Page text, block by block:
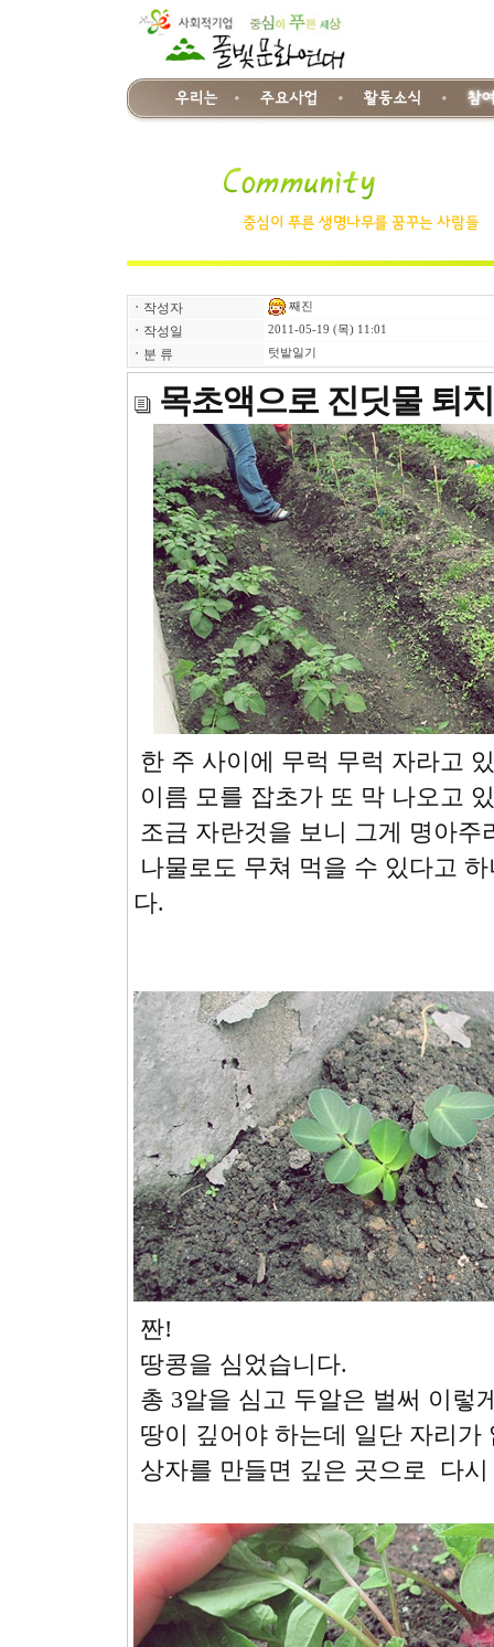
ㆍ 작성자 째진
ㆍ 작성일 2011-05-19 (목) 11:01
ㆍ 분 류 텃밭일기
목초액으로 진딧물 퇴
한 주 사이에 무럭 무럭 자라고
이름 모를 잡초가 또 막 나오고
조금 자란것을 보니 그게 명아주
나물로도 무쳐 먹을 수 있다고
다.
짠!
땅콩을 심었습니다.
총 3알을 심고 두알은 벌써 이렇
땅이 깊어야 하는데 일단 자리
상자를 만들면 깊은 곳으로 다